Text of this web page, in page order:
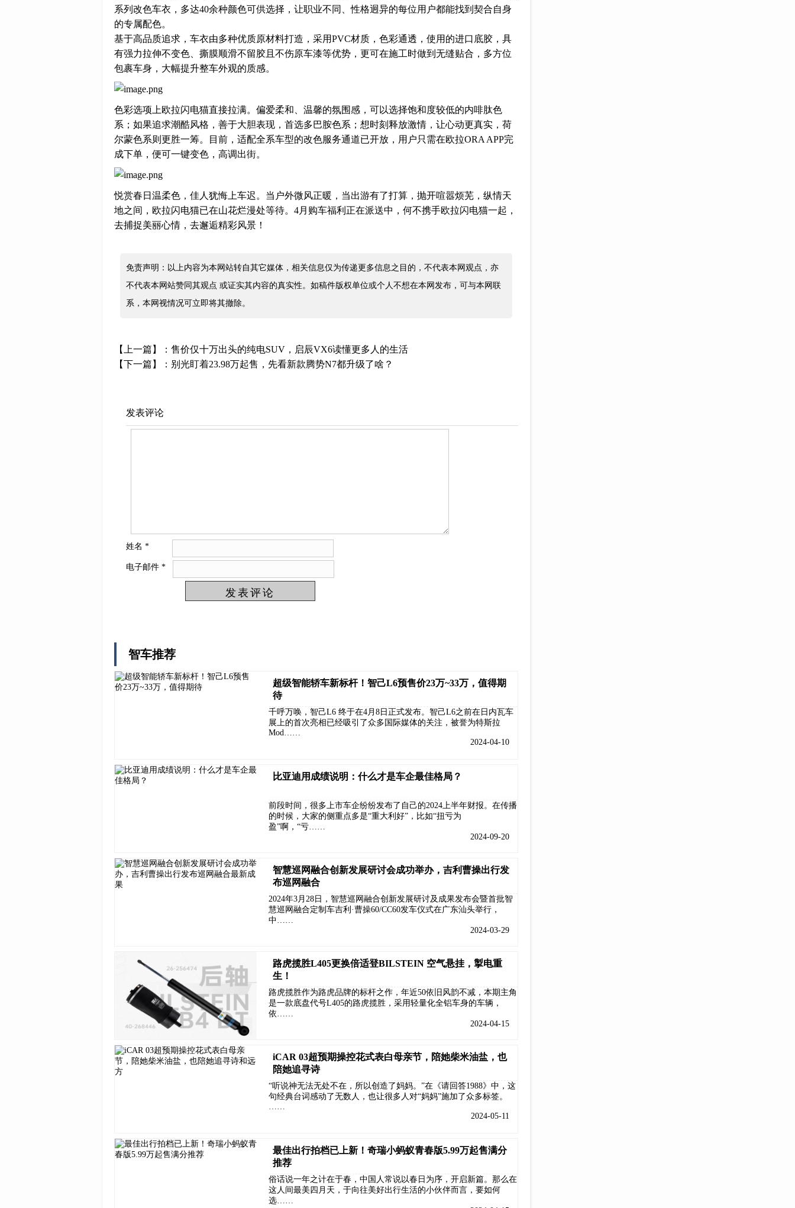
系列改色车衣，多达40余种颜色可供选择，让职业不同、性格迥异的每位用户都能找到契合自身
的专属配色。
基于高品质追求，车衣由多种优质原材料打造，采用PVC材质，色彩通透，使用的进口底胶，具
有强力拉伸不变色、撕膜顺滑不留胶且不伤原车漆等优势，更可在施工时做到无缝贴合，多方位
包裹车身，大幅提升整车外观的质感。
色彩选项上欧拉闪电猫直接拉满。偏爱柔和、温馨的氛围感，可以选择饱和度较低的内啡肽色
系；如果追求潮酷风格，善于大胆表现，首选多巴胺色系；想时刻释放激情，让心动更真实，荷
尔蒙色系则更胜一筹。目前，适配全系车型的改色服务通道已开放，用户只需在欧拉ORA APP完
成下单，便可一键变色，高调出街。
悦赏春日温柔色，佳人犹悔上车迟。当户外微风正暖，当出游有了打算，抛开喧嚣烦芜，纵情天
地之间，欧拉闪电猫已在山花烂漫处等待。4月购车福利正在派送中，何不携手欧拉闪电猫一起，
去捕捉美丽心情，去邂逅精彩风景！
免责声明：以上内容为本网站转自其它媒体，相关信息仅为传递更多信息之目的，不代表本网观点，亦
不代表本网站赞同其观点 或证实其内容的真实性。如稿件版权单位或个人不想在本网发布，可与本网联
系，本网视情况可立即将其撤除。
【上一篇】： 售价仅十万出头的纯电SUV，启辰VX6读懂更多人的生活
【下一篇】： 别光盯着23.98万起售，先看新款腾势N7都升级了啥？
发表评论
姓名 *
电子邮件 *
智车推荐
超级智能轿车新标杆！智己L6预售价23万~33万，值得期
待
千呼万唤，智己L6 终于在4月8日正式发布。智己L6之前在日内瓦车
展上的首次亮相已经吸引了众多国际媒体的关注，被誉为特斯拉
Mod……
2024-04-10
比亚迪用成绩说明：什么才是车企最佳格局？
前段时间，很多上市车企纷纷发布了自己的2024上半年财报。在传播
的时候，大家的侧重点多是“重大利好”，比如“扭亏为
盈”啊，“亏……
2024-09-20
智慧巡网融合创新发展研讨会成功举办，吉利曹操出行发
布巡网融合
2024年3月28日，智慧巡网融合创新发展研讨及成果发布会暨首批智
慧巡网融合定制车吉利·曹操60/CC60发车仪式在广东汕头举行，
中……
2024-03-29
路虎揽胜L405更换倍适登BILSTEIN 空气悬挂，掣电重
生！
路虎揽胜作为路虎品牌的标杆之作，年近50依旧风韵不减，本期主角
是一款底盘代号L405的路虎揽胜，采用轻量化全铝车身的车辆，
依……
2024-04-15
iCAR 03超预期操控花式表白母亲节，陪她柴米油盐，也
陪她追寻诗
“听说神无法无处不在，所以创造了妈妈。”在《请回答1988》中，这
句经典台词感动了无数人，也让很多人对“妈妈”施加了众多标签。
……
2024-05-11
最佳出行拍档已上新！奇瑞小蚂蚁青春版5.99万起售满分
推荐
俗话说一年之计在于春，中国人常说以春日为序，开启新篇。那么在
这人间最美四月天，于向往美好出行生活的小伙伴而言，要如何
选……